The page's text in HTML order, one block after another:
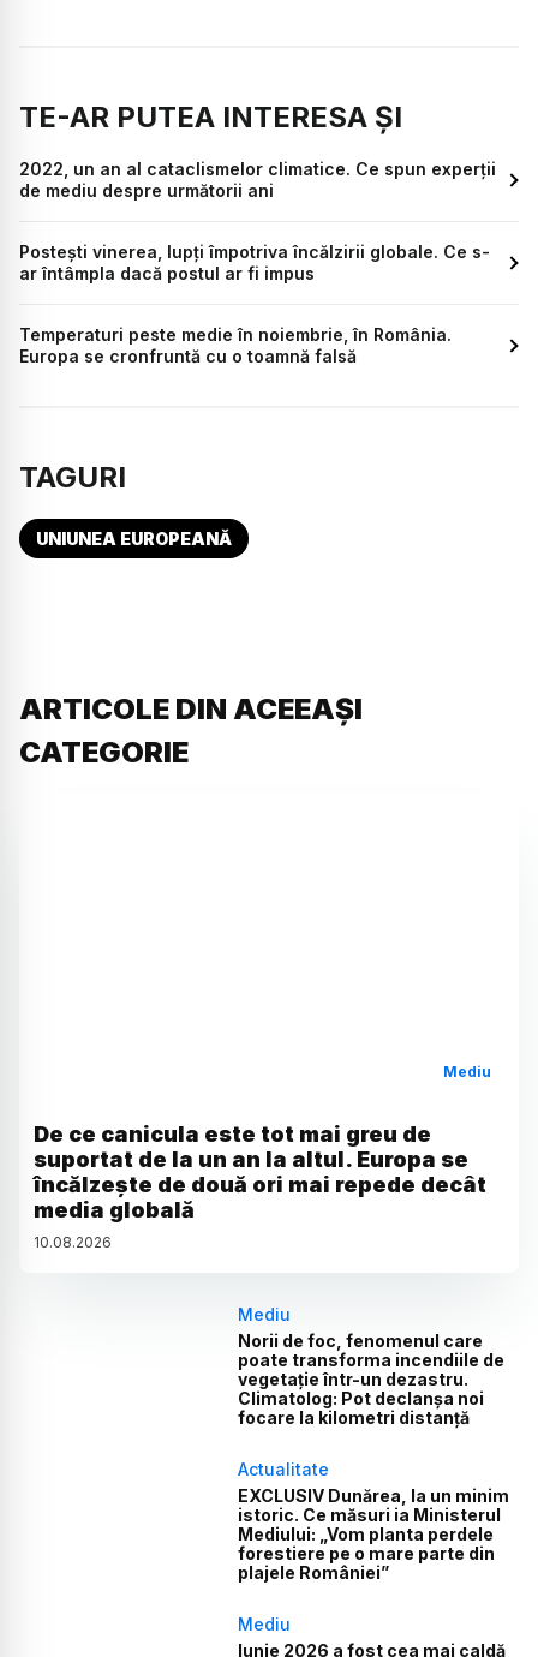
TE-AR PUTEA INTERESA ȘI
2022, un an al cataclismelor climatice. Ce spun experții
de mediu despre următorii ani
Postești vinerea, lupți împotriva încălzirii globale. Ce s-
ar întâmpla dacă postul ar fi impus
Temperaturi peste medie în noiembrie, în România.
Europa se cronfruntă cu o toamnă falsă
TAGURI
UNIUNEA EUROPEANĂ
ARTICOLE DIN ACEEAȘI
CATEGORIE
Mediu
De ce canicula este tot mai greu de
suportat de la un an la altul. Europa se
încălzește de două ori mai repede decât
media globală
10.08.2026
Mediu
Norii de foc, fenomenul care
poate transforma incendiile de
vegetație într-un dezastru.
Climatolog: Pot declanșa noi
focare la kilometri distanță
Actualitate
EXCLUSIV Dunărea, la un minim
istoric. Ce măsuri ia Ministerul
Mediului: „Vom planta perdele
forestiere pe o mare parte din
plajele României”
Mediu
Iunie 2026 a fost cea mai caldă